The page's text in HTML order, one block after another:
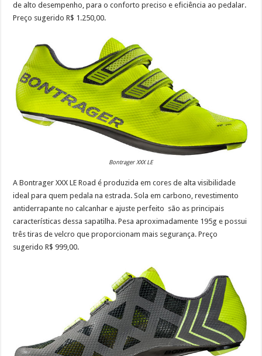
de alto desempenho, para o conforto preciso e eficiência ao pedalar.
Preço sugerido R$ 1.250,00.
Bontrager XXX LE
A Bontrager XXX LE Road é produzida em cores de alta visibilidade
ideal para quem pedala na estrada. Sola em carbono, revestimento
antiderrapante no calcanhar e ajuste perfeito são as principais
características dessa sapatilha. Pesa aproximadamente 195g e possui
três tiras de velcro que proporcionam mais segurança. Preço
sugerido R$ 999,00.